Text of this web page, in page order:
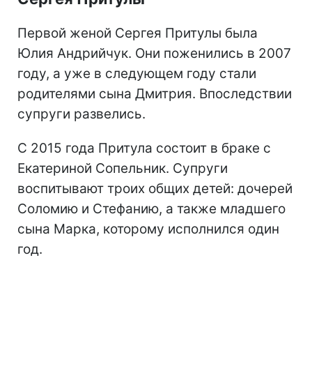
Первой женой Сергея Притулы была
Юлия Андрийчук. Они поженились в 2007
году, а уже в следующем году стали
родителями сына Дмитрия. Впоследствии
супруги развелись.
С 2015 года Притула состоит в браке с
Екатериной Сопельник. Супруги
воспитывают троих общих детей: дочерей
Соломию и Стефанию, а также младшего
сына Марка, которому исполнился один
год.